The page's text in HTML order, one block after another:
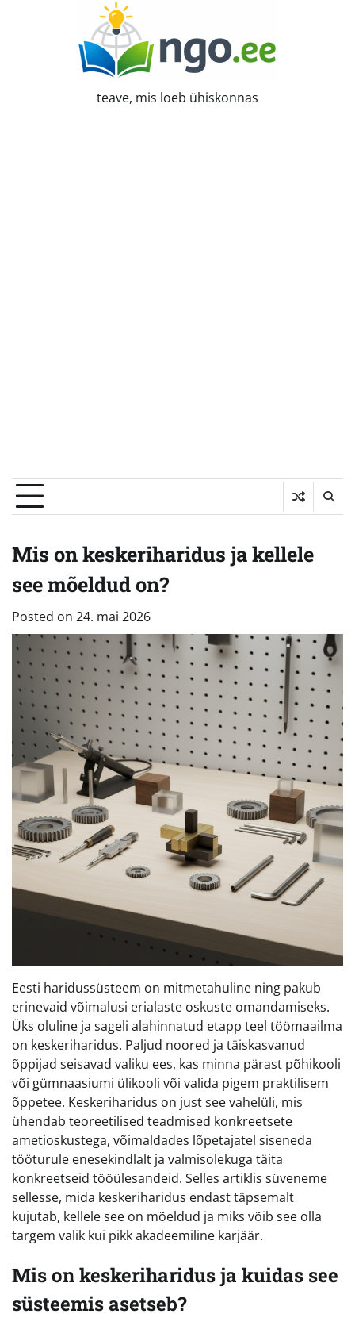
teave, mis loeb ühiskonnas
Mis on keskeriharidus ja kellele
see mõeldud on?
Posted on 24. mai 2026
Eesti haridussüsteem on mitmetahuline ning pakub
erinevaid võimalusi erialaste oskuste omandamiseks.
Üks oluline ja sageli alahinnatud etapp teel töömaailma
on keskeriharidus. Paljud noored ja täiskasvanud
õppijad seisavad valiku ees, kas minna pärast põhikooli
või gümnaasiumi ülikooli või valida pigem praktilisem
õppetee. Keskeriharidus on just see vahelüli, mis
ühendab teoreetilised teadmised konkreetsete
ametioskustega, võimaldades lõpetajatel siseneda
tööturule enesekindlalt ja valmisolekuga täita
konkreetseid tööülesandeid. Selles artiklis süveneme
sellesse, mida keskeriharidus endast täpsemalt
kujutab, kellele see on mõeldud ja miks võib see olla
targem valik kui pikk akadeemiline karjäär.
Mis on keskeriharidus ja kuidas see
süsteemis asetseb?